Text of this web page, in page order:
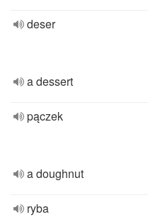
deser
a dessert
pączek
a doughnut
ryba